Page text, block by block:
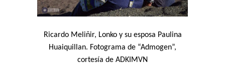
Ricardo Meliñir, Lonko y su esposa Paulina
Huaiquillan. Fotograma de “Admogen”,
cortesía de ADKIMVN